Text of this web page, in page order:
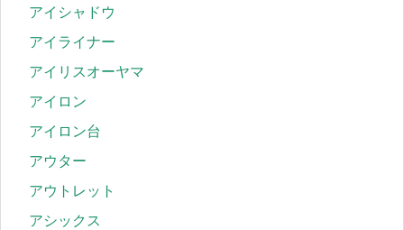
アイシャドウ
アイライナー
アイリスオーヤマ
アイロン
アイロン台
アウター
アウトレット
アシックス